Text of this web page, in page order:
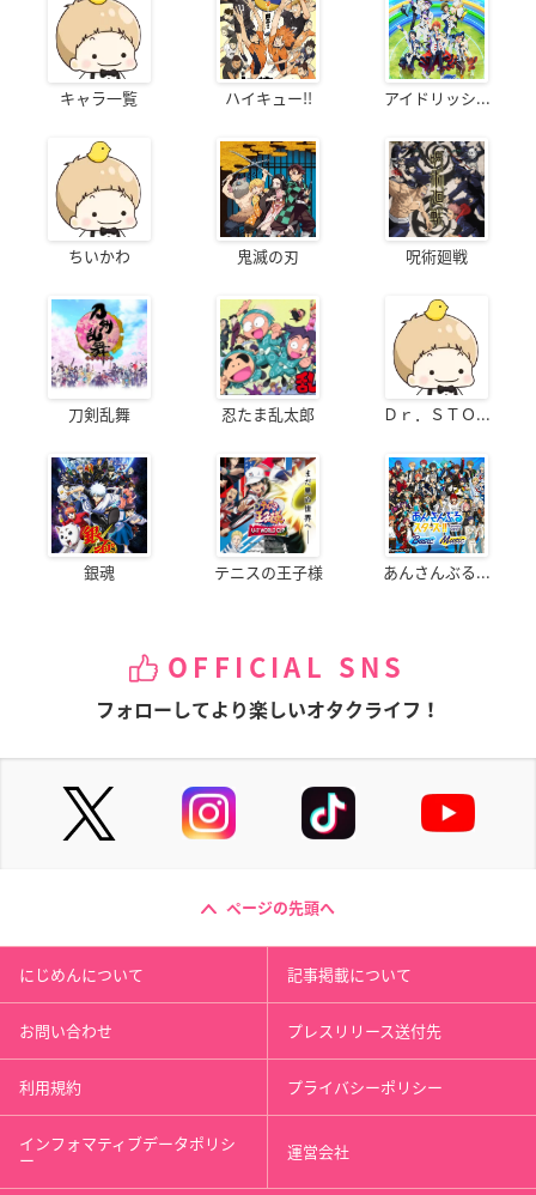
キャラ一覧 ハイキュー!! アイドリッシ...
ちいかわ 鬼滅の刃 呪術廻戦
刀剣乱舞 忍たま乱太郎 Ｄｒ．ＳＴＯ...
銀魂 テニスの王子様 あんさんぶる...
OFFICIAL SNS
フォローしてより楽しいオタクライフ！
ページの先頭へ
にじめんについて 記事掲載について
お問い合わせ プレスリリース送付先
利用規約 プライバシーポリシー
インフォマティブデータポリシ
ー 運営会社